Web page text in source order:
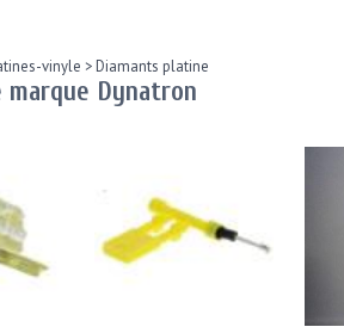
vinyle >Diamants platine
marque Dynatron